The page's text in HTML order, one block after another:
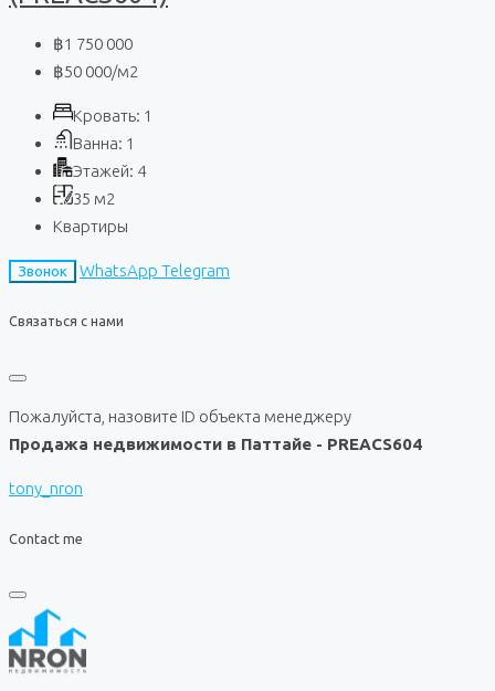
฿1 750 000
฿50 000/м2
Кровать: 1
Ванна: 1
Этажей: 4
35 м2
Квартиры
Звонок WhatsApp Telegram
Связаться с нами
Пожалуйста, назовите ID объекта менеджеру
Продажа недвижимости в Паттайе - PREACS604
tony_nron
Contact me